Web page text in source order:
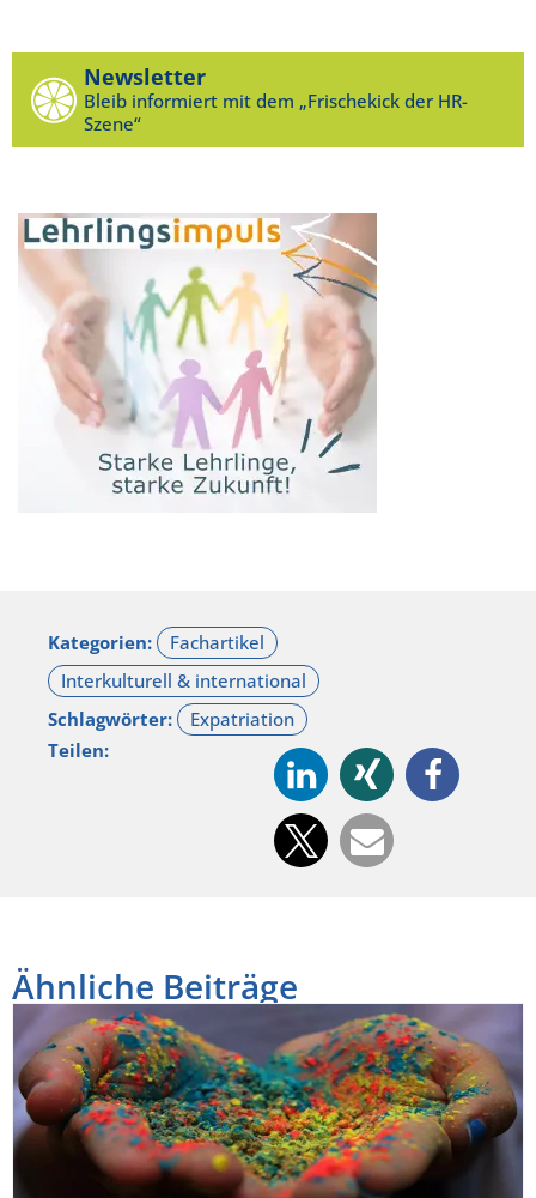
Newsletter
Bleib informiert mit dem „Frischekick der HR-
Szene“
Kategorien:
Schlagwörter:
Teilen:
Ähnliche Beiträge